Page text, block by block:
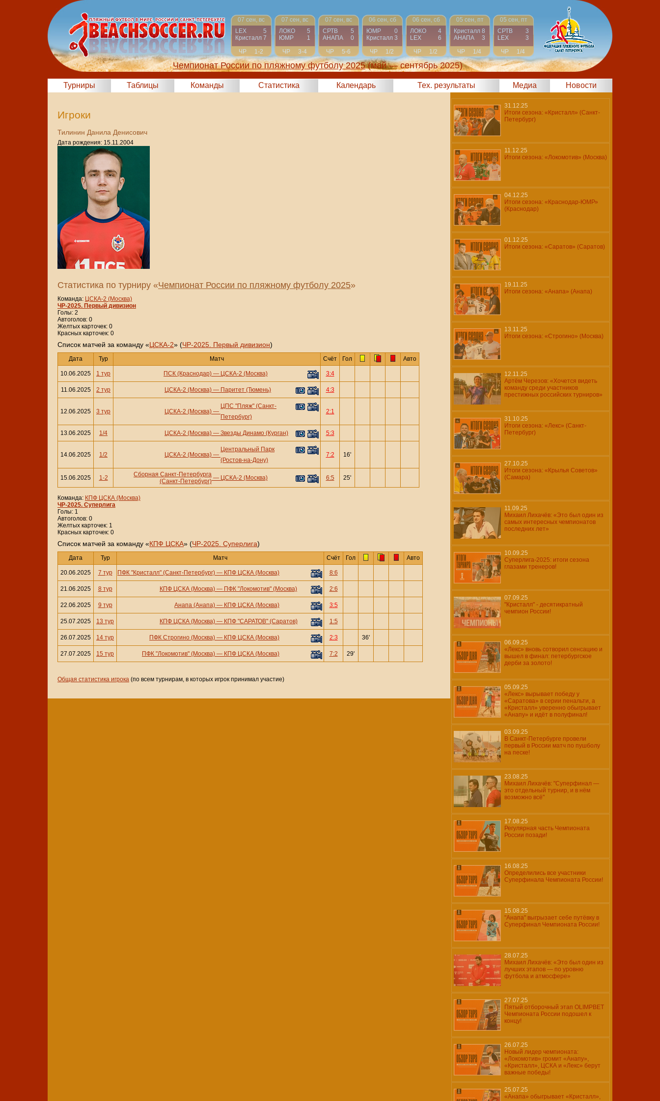
07 сен, вс
LEX
5
Кристалл 7
ЧР
1-2
07 сен, вс
ЛОКО
5
ЮМР
1
ЧР
3-4
07 сен, вс
СРТВ
5
АНАПА
0
ЧР
5-6
06 сен, сб
ЮМР
0
Кристалл 3
ЧР
1/2
06 сен, сб
ЛОКО
4
LEX
6
ЧР
1/2
05 сен, пт
Кристалл 8
АНАПА
3
ЧР
1/4
05 сен, пт
СРТВ
3
LEX
3
ЧР
1/4
Чемпионат России по пляжному футболу 2025 (май — сентябрь 2025)
Турниры Таблицы Команды Статистика Календарь Тех. результаты Медиа Новости
Игроки
Тилинин Данила Денисович
Дата рождения: 15.11.2004
Статистика по турниру «Чемпионат России по пляжному футболу 2025»
Команда: ЦСКА-2 (Москва)
ЧР-2025. Первый дивизион
Голы: 2
Автоголов: 0
Желтых карточек: 0
Красных карточек: 0
Cписок матчей за команду «ЦСКА-2» (ЧР-2025. Первый дивизион)
Дата Тур Матч Счёт Гол Авто
10.06.2025 1 тур ПСК (Краснодар) — ЦСКА-2 (Москва) 3:4
11.06.2025 2 тур ЦСКА-2 (Москва) — Паритет (Тюмень) 4:3
12.06.2025 3 тур ЦСКА-2 (Москва) —
ЦПС "Пляж" (Санкт-
Петербург)
2:1
13.06.2025 1/4 ЦСКА-2 (Москва) — Звезды Динамо (Курган) 5:3
14.06.2025 1/2 ЦСКА-2 (Москва) —
Центральный Парк
(Ростов-на-Дону)
7:2 16'
15.06.2025 1-2
Сборная Санкт-Петербурга
(Санкт-Петербург) — ЦСКА-2 (Москва) 6:5 25'
Команда: КПФ ЦСКА (Москва)
ЧР-2025. Суперлига
Голы: 1
Автоголов: 0
Желтых карточек: 1
Красных карточек: 0
Cписок матчей за команду «КПФ ЦСКА» (ЧР-2025. Суперлига)
Дата Тур Матч Счёт Гол Авто
20.06.2025 7 тур ПФК "Кристалл" (Санкт-Петербург) — КПФ ЦСКА (Москва) 8:6
21.06.2025 8 тур КПФ ЦСКА (Москва) — ПФК "Локомотив" (Москва) 2:6
22.06.2025 9 тур Анапа (Анапа) — КПФ ЦСКА (Москва) 3:5
25.07.2025 13 тур КПФ ЦСКА (Москва) — КПФ "САРАТОВ" (Саратов) 1:5
26.07.2025 14 тур ПФК Строгино (Москва) — КПФ ЦСКА (Москва) 2:3 36'
27.07.2025 15 тур ПФК "Локомотив" (Москва) — КПФ ЦСКА (Москва) 7:2 29'
Общая статистика игрока (по всем турнирам, в которых игрок принимал участие)
31.12.25
Итоги сезона: «Кристалл» (Санкт-
Петербург)
11.12.25
Итоги сезона: «Локомотив» (Москва)
04.12.25
Итоги сезона: «Краснодар-ЮМР»
(Краснодар)
01.12.25
Итоги сезона: «Саратов» (Саратов)
19.11.25
Итоги сезона: «Анапа» (Анапа)
13.11.25
Итоги сезона: «Строгино» (Москва)
12.11.25
Артём Черезов: «Хочется видеть
команду среди участников
престижных российских турниров»
31.10.25
Итоги сезона: «Лекс» (Санкт-
Петербург)
27.10.25
Итоги сезона: «Крылья Советов»
(Самара)
11.09.25
Михаил Лихачёв: «Это был один из
самых интересных чемпионатов
последних лет»
10.09.25
Суперлига-2025: итоги сезона
глазами тренеров!
07.09.25
"Кристалл" - десятикратный
чемпион России!
06.09.25
«Лекс» вновь сотворил сенсацию и
вышел в финал: петербургское
дерби за золото!
05.09.25
«Лекс» вырывает победу у
«Саратова» в серии пенальти, а
«Кристалл» уверенно обыгрывает
«Анапу» и идёт в полуфинал!
03.09.25
В Санкт-Петербурге провели
первый в России матч по пушболу
на песке!
23.08.25
Михаил Лихачёв: "Суперфинал —
это отдельный турнир, и в нём
возможно всё"
17.08.25
Регулярная часть Чемпионата
России позади!
16.08.25
Определились все участники
Суперфинала Чемпионата России!
15.08.25
"Анапа" выгрызает себе путёвку в
Суперфинал Чемпионата России!
28.07.25
Михаил Лихачёв: «Это был один из
лучших этапов — по уровню
футбола и атмосфере»
27.07.25
Пятый отборочный этап OLIMPBET
Чемпионата России подошел к
концу!
26.07.25
Новый лидер чемпионата:
«Локомотив» громит «Анапу»,
«Кристалл», ЦСКА и «Лекс» берут
важные победы!
25.07.25
«Анапа» обыгрывает «Кристалл»,